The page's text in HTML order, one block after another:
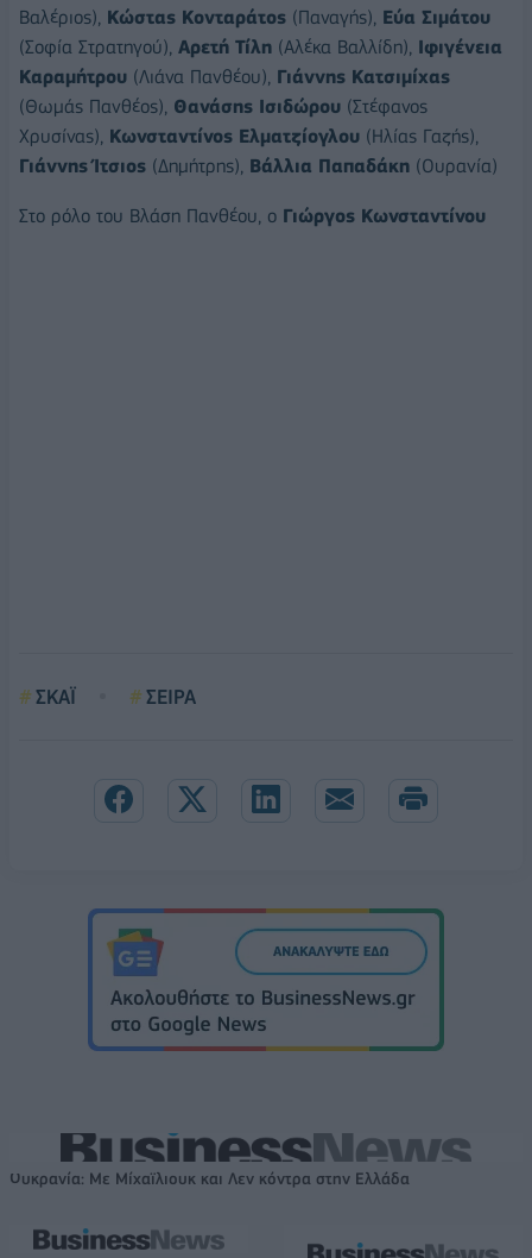
Βαλέριος), Κώστας Κονταράτος (Παναγής), Εύα Σιμάτου
(Σοφία Στρατηγού), Αρετή Τίλη (Αλέκα Βαλλίδη), Ιφιγένεια
Καραμήτρου (Λιάνα Πανθέου), Γιάννης Κατσιμίχας
(Θωμάς Πανθέος), Θανάσης Ισιδώρου (Στέφανος
Χρυσίνας), Κωνσταντίνος Ελματζίογλου (Ηλίας Γαζής),
Γιάννης Ίτσιος (Δημήτρης), Βάλλια Παπαδάκη (Ουρανία)
Στο ρόλο του Βλάση Πανθέου, ο Γιώργος Κωνσταντίνου
ΣΚΑΪ ΣΕΙΡΑ
Ουκρανία: Με Μίχαϊλιουκ και Λεν κόντρα στην Ελλάδα